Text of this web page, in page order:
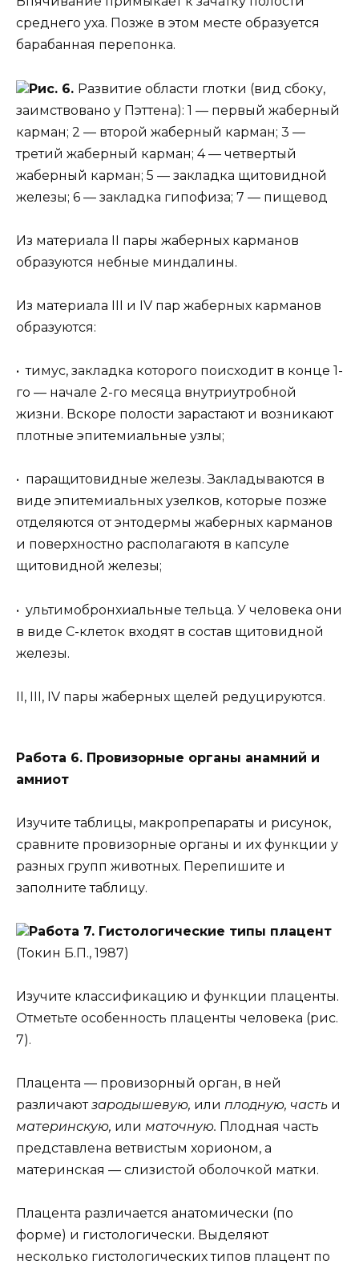
среднего уха. Позже в этом месте образуется
барабанная перепонка.
Рис. 6. Развитие области глотки (вид сбоку,
заимствовано у Пэттена): 1 — первый жаберный
карман; 2 — второй жаберный карман; 3 —
третий жаберный карман; 4 — четвертый
жаберный карман; 5 — закладка щитовидной
железы; 6 — закладка гипофиза; 7 — пищевод
Из материала II пары жаберных карманов
образуются небные миндалины.
Из материала III и IV пар жаберных карманов
образуются:
• тимус, закладка которого поисходит в конце 1-
го — начале 2-го месяца внутриутробной
жизни. Вскоре полости зарастают и возникают
плотные эпитемиальные узлы;
• паращитовидные железы. Закладываются в
виде эпитемиальных узелков, которые позже
отделяются от энтодермы жаберных карманов
и поверхностно располагаютя в капсуле
щитовидной железы;
• ультимобронхиальные тельца. У человека они
в виде С-клеток входят в состав щитовидной
железы.
II, III, IV пары жаберных щелей редуцируются.
Работа 6. Провизорные органы анамний и
амниот
Изучите таблицы, макропрепараты и рисунок,
сравните провизорные органы и их функции у
разных групп животных. Перепишите и
заполните таблицу.
Работа 7. Гистологические типы плацент
(Токин Б.П., 1987)
Изучите классификацию и функции плаценты.
Отметьте особенность плаценты человека (рис.
7).
Плацента — провизорный орган, в ней
различаютзародышевую, или плодную, часть и
материнскую, или маточную. Плодная часть
представлена ветвистым хорионом, а
материнская — слизистой оболочкой матки.
Плацента различается анатомически (по
форме) и гистологически. Выделяют
несколько гистологических типов плацент по